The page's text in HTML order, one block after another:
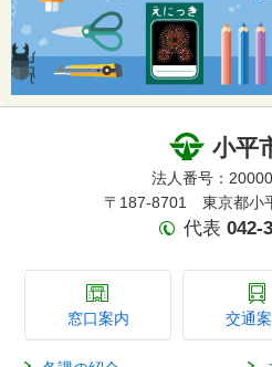
小平
法人番号：
〒187-8701 東京都小
代表 042-
窓口案内 交通